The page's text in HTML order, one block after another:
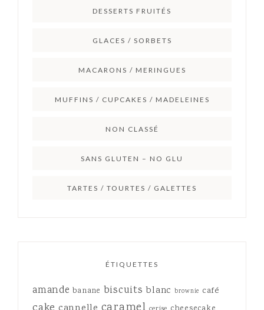
DESSERTS FRUITÉS
GLACES / SORBETS
MACARONS / MERINGUES
MUFFINS / CUPCAKES / MADELEINES
NON CLASSÉ
SANS GLUTEN – NO GLU
TARTES / TOURTES / GALETTES
ÉTIQUETTES
amande banane biscuits blanc brownie café